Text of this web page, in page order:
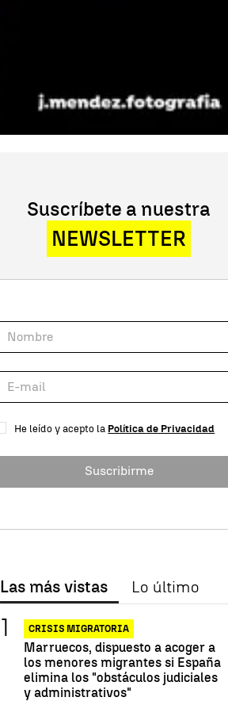
Suscríbete a nuestra
NEWSLETTER
He leído y acepto la Política de Privacidad
Suscribirme
Las más vistas Lo último
CRISIS MIGRATORIA
Marruecos, dispuesto a acoger a
los menores migrantes si España
elimina los "obstáculos judiciales
y administrativos"